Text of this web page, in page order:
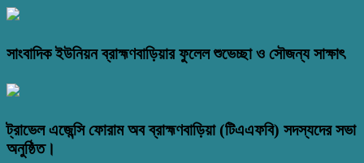
সাংবাদিক ইউনিয়ন ব্রাহ্মণবাড়িয়ার ফুলেল শুভেচ্ছা ও সৌজন্য সাক্ষাৎ
ট্রাভেল এজেন্সি ফোরাম অব ব্রাহ্মণবাড়িয়া (টিএএফবি) সদস্যদের সভা
অনুষ্ঠিত।